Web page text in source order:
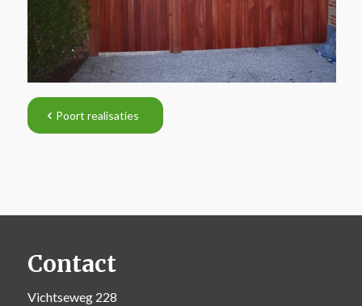
Poort realisaties
Contact
Vichtseweg 228